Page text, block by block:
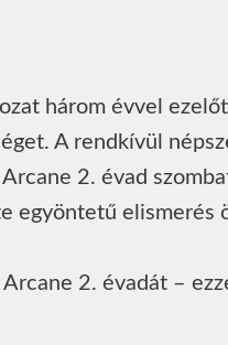
három évvel
A rendkívül
2. évad
egyöntetű elismerés
2. évadát –